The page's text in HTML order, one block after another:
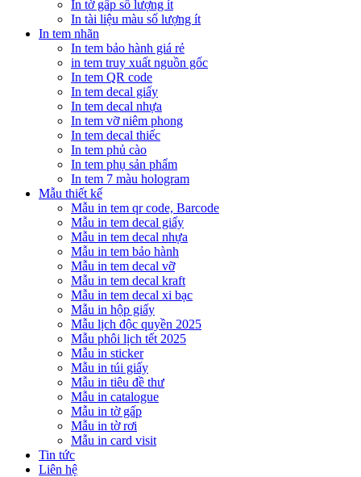
In tờ gấp số lượng ít
In tài liệu màu số lượng ít
In tem nhãn
In tem bảo hành giá rẻ
in tem truy xuất nguồn gốc
In tem QR code
In tem decal giấy
In tem decal nhựa
In tem vỡ niêm phong
In tem decal thiếc
In tem phủ cào
In tem phụ sản phẩm
In tem 7 màu hologram
Mẫu thiết kế
Mẫu in tem qr code, Barcode
Mẫu in tem decal giấy
Mẫu in tem decal nhựa
Mẫu in tem bảo hành
Mẫu in tem decal vỡ
Mẫu in tem decal kraft
Mẫu in tem decal xi bạc
Mẫu in hộp giấy
Mẫu lịch độc quyền 2025
Mẫu phôi lịch tết 2025
Mẫu in sticker
Mẫu in túi giấy
Mẫu in tiêu đề thư
Mẫu in catalogue
Mẫu in tờ gấp
Mẫu in tờ rơi
Mẫu in card visit
Tin tức
Liên hệ